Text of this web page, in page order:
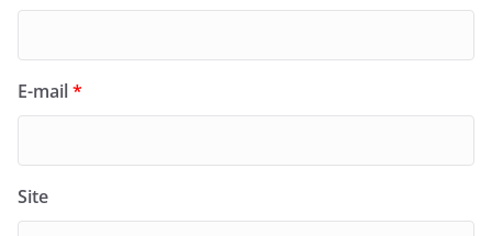
E-mail*
Site